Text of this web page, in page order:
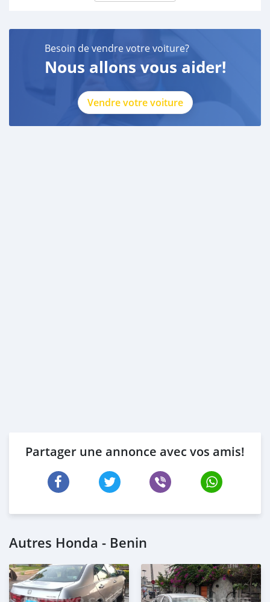
Besoin de vendre votre voiture?
Nous allons vous aider!
Vendre votre voiture
Partager une annonce avec vos amis!
Autres Honda - Benin